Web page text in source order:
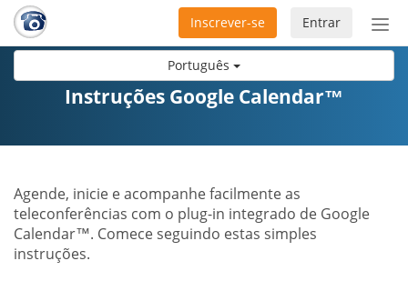
Português
Entrar
Inscrever-se
Instruções Google Calendar™
Agende, inicie e acompanhe facilmente as
teleconferências com o plug-in integrado de Google
Calendar™. Comece seguindo estas simples
instruções.